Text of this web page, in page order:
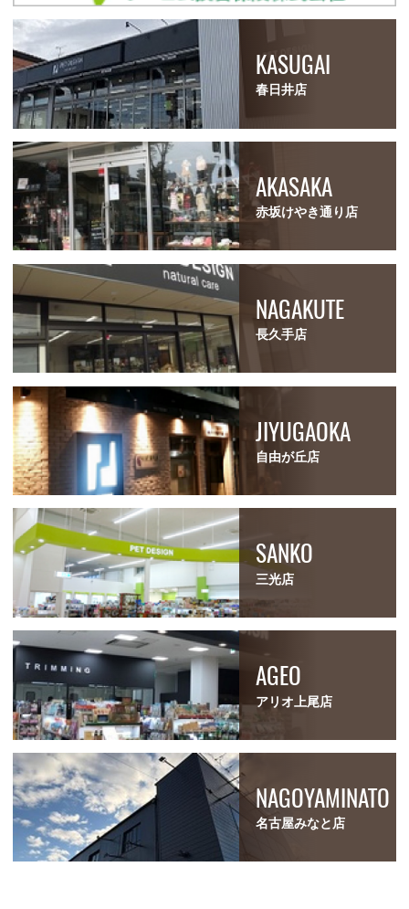
KASUGAI
春日井店
AKASAKA
赤坂けやき通り店
NAGAKUTE
長久手店
JIYUGAOKA
自由が丘店
SANKO
三光店
AGEO
アリオ上尾店
NAGOYAMINATO
名古屋みなと店